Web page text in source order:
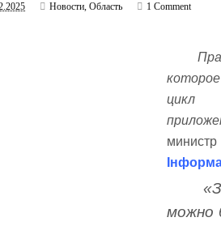
Новости,Область
1 Comment
цикл
можно